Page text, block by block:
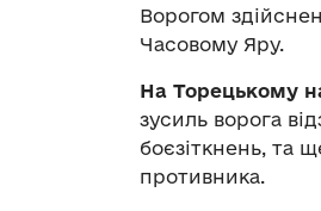
Ворогом
Часовому Яру.
На Торецькому
зусиль ворога
боєзіткнень, та
противника.